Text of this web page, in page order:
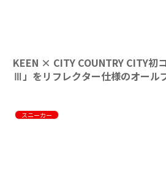
KEEN × CITY COUNTRY CITY初
Ⅲ」をリフレクター仕様のオール
スニーカー